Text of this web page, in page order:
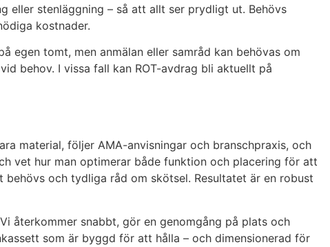
eller stenläggning – så att allt ser prydligt ut. Behövs
kostnader.
egen tomt, men anmälan eller samråd kan behövas om
behov. I vissa fall kan ROT-avdrag bli aktuellt på
material, följer AMA-anvisningar och branschpraxis, och
vet hur man optimerar både funktion och placering för att
och tydliga råd om skötsel. Resultatet är en robust
återkommer snabbt, gör en genomgång på plats och
som är byggd för att hålla – och dimensionerad för